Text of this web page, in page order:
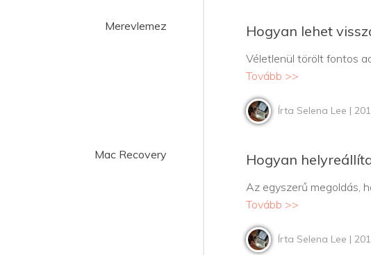
Merevlemez Hogyan lehet
Véletlenül törölt fontos
Tovább >>
Írta Selena Lee |
Mac Recovery Hogyan
Az egyszerű megoldás,
Tovább >>
Írta Selena Lee |